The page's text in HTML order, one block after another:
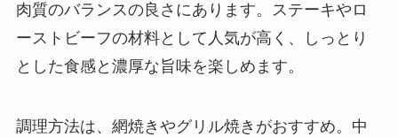
肉質のバランスの良さにあります。ステーキやロ
ーストビーフの材料として人気が高く、しっとり
とした食感と濃厚な旨味を楽しめます。
調理方法は、網焼きやグリル焼きがおすすめ。中